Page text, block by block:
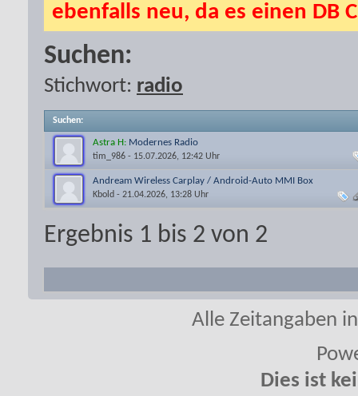
ebenfalls neu, da es einen DB
Suchen:
Stichwort: radio
Suchen:
Astra H: Modernes Radio
tim_986 - 15.07.2026, 12:42 Uhr
Andream Wireless Carplay / Android-Auto MMI Box
Kbold - 21.04.2026, 13:28 Uhr
Ergebnis 1 bis 2 von 2
Alle Zeitangaben
Dies ist